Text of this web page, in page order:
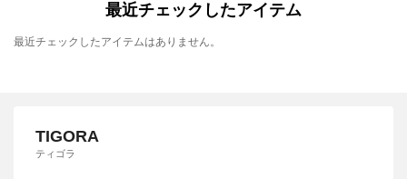
最近チェックしたアイテム
最近チェックしたアイテムはありません。
TIGORA
ティゴラ